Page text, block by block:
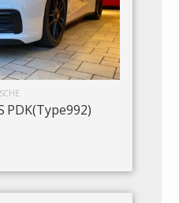
PDK(Type992)